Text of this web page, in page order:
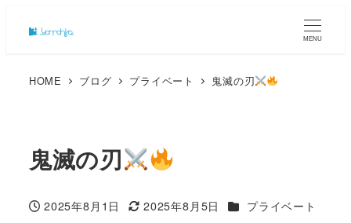
MENU
HOME ブログ プライベート 鬼滅の刃
鬼滅の刃
投稿日
2025年8月1日
更新日
2025年8月5日 カテゴリー
プライベート